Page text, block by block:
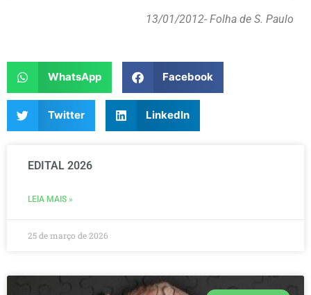
13/01/2012- Folha de S. Paulo
WhatsApp Facebook
Twitter LinkedIn
EDITAL 2026
LEIA MAIS »
25 de março de 2026